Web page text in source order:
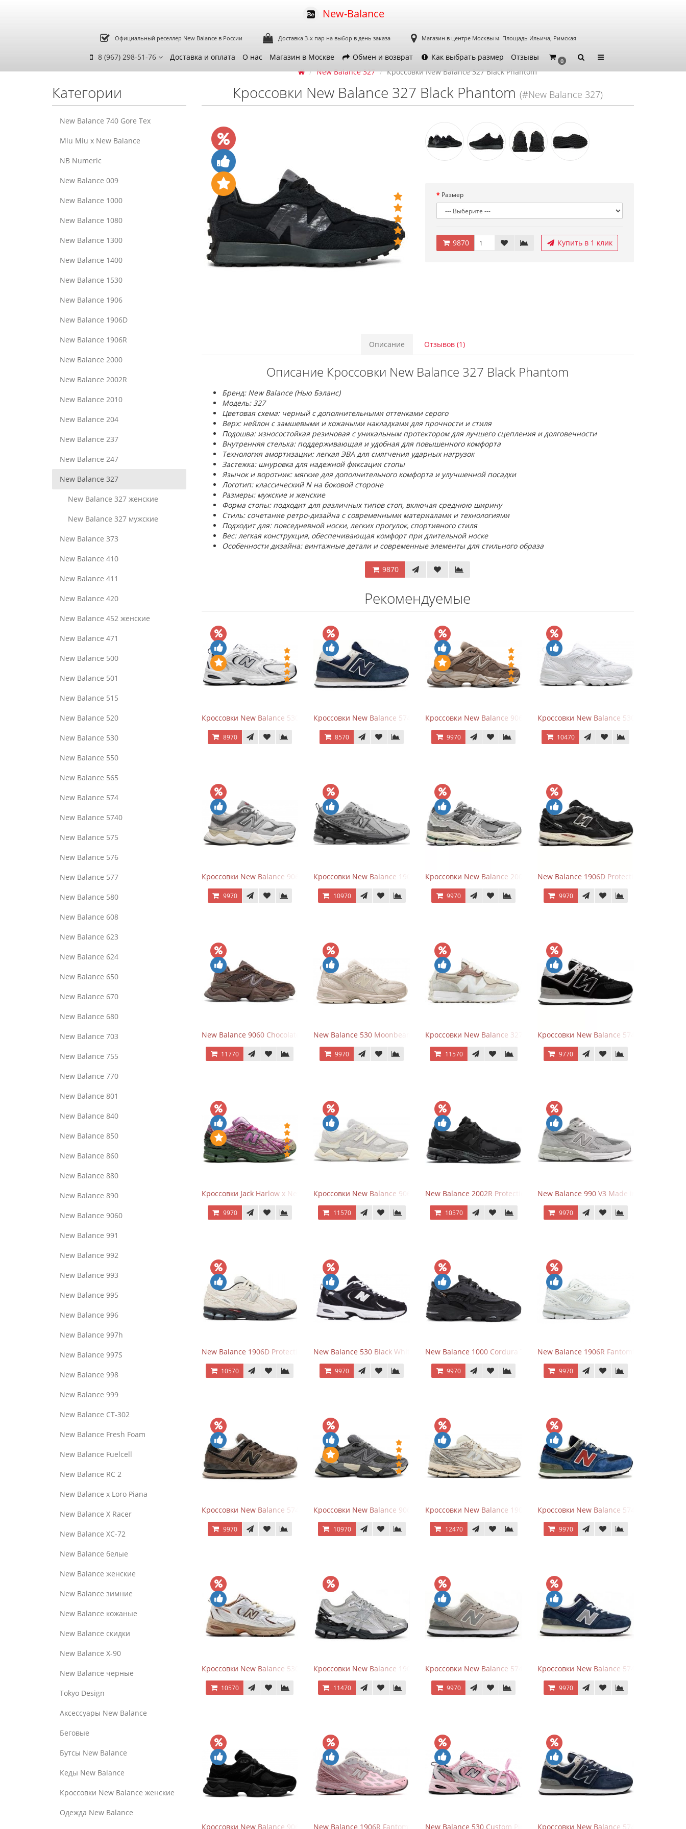
New-Balance
Официальный реселлер New Balance в России Доставка 3-х пар на выбор в день заказа Магазин в центре Москвы м. Площадь Ильича, Римская
8 (967) 298-51-76 Доставка и оплата О нас Магазин в Москве Обмен и возврат Как выбрать размер Отзывы 0
Категории
New Balance 740 Gore Tex
Miu Miu x New Balance
NB Numeric
New Balance 009
New Balance 1000
New Balance 1080
New Balance 1300
New Balance 1400
New Balance 1530
New Balance 1906
New Balance 1906D
New Balance 1906R
New Balance 2000
New Balance 2002R
New Balance 2010
New Balance 204
New Balance 237
New Balance 247
New Balance 327
New Balance 327 женские
New Balance 327 мужские
New Balance 373
New Balance 410
New Balance 411
New Balance 420
New Balance 452 женские
New Balance 471
New Balance 500
New Balance 501
New Balance 515
New Balance 520
New Balance 530
New Balance 550
New Balance 565
New Balance 574
New Balance 5740
New Balance 575
New Balance 576
New Balance 577
New Balance 580
New Balance 608
New Balance 623
New Balance 624
New Balance 650
New Balance 670
New Balance 680
New Balance 703
New Balance 755
New Balance 770
New Balance 801
New Balance 840
New Balance 850
New Balance 860
New Balance 880
New Balance 890
New Balance 9060
New Balance 991
New Balance 992
New Balance 993
New Balance 995
New Balance 996
New Balance 997h
New Balance 997S
New Balance 998
New Balance 999
New Balance CT-302
New Balance Fresh Foam
New Balance Fuelcell
New Balance RC 2
New Balance x Loro Piana
New Balance X Racer
New Balance XC-72
New Balance белые
New Balance женские
New Balance зимние
New Balance кожаные
New Balance скидки
New Balance Х-90
New Balance черные
Tokyo Design
Аксессуары New Balance
Беговые
Бутсы New Balance
Кеды New Balance
Кроссовки New Balance женские
Одежда New Balance
New Balance 327 Кроссовки New Balance 327 Black Phantom
Кроссовки New Balance 327 Black Phantom (#New Balance 327)
Размер
9870 Купить в 1 клик
Описание Отзывов (1)
Описание Кроссовки New Balance 327 Black Phantom
Бренд: New Balance (Нью Бэланс)
Модель: 327
Цветовая схема: черный с дополнительными оттенками серого
Верх: нейлон с замшевыми и кожаными накладками для прочности и стиля
Подошва: износостойкая резиновая с уникальным протектором для лучшего сцепления и долговечности
Внутренняя стелька: поддерживающая и удобная для повышенного комфорта
Технология амортизации: легкая ЭВА для смягчения ударных нагрузок
Застежка: шнуровка для надежной фиксации стопы
Язычок и воротник: мягкие для дополнительного комфорта и улучшенной посадки
Логотип: классический N на боковой стороне
Размеры: мужские и женские
Форма стопы: подходит для различных типов стоп, включая среднюю ширину
Стиль: сочетание ретро-дизайна с современными материалами и технологиями
Подходит для: повседневной носки, легких прогулок, спортивного стиля
Вес: легкая конструкция, обеспечивающая комфорт при длительной носке
Особенности дизайна: винтажные детали и современные элементы для стильного образа
9870
Рекомендуемые
Кроссовки New Balance 530 White Silver Navy
8970
Кроссовки New Balance 574 Navy Blue White
8570
Кроссовки New Balance 9060 Mushroom
9970
Кроссовки New Balance 530 Total White
10470
Кроссовки New Balance 9060 Rain Cloud Grey
9970
Кроссовки New Balance 1906R Brighton Grey
10970
Кроссовки New Balance 2002R Protection Pack Grey
9970
New Balance 1906D Protection Pack Black
9970
New Balance 9060 Chocolate Brown
11770
New Balance 530 Moonbeam Sea Salt
9970
Кроссовки New Balance 327 Beige Pink
11570
Кроссовки New Balance 574 Evergreen
9770
Кроссовки Jack Harlow x New Balance 1906r Kentucky Derby
9970
Кроссовки New Balance 9060 Quartz Grey
11570
New Balance 2002R Protection Phantom Black
10570
New Balance 990 V3 Made in USA Grey
9970
New Balance 1906D Protection Pack Turtledove
10570
New Balance 530 Black White Silver
9970
New Balance 1000 Cordura Trainers Black Cement
9970
New Balance 1906R Fantomfit White
9970
Кроссовки New Balance 574 Umber Black
9970
Кроссовки New Balance 9060 x Joe Freshgoods Dark Grey
10970
Кроссовки New Balance 1906R Arid Stone
12470
Кроссовки New Balance 574 Blue Black
9970
Кроссовки New Balance 530 x Niko and... Off White
10570
Кроссовки New Balance 1906 Black Silver Metallic
11470
Кроссовки New Balance 574 Silver Summer Fog
9970
Кроссовки New Balance 574 Classic Blue
9970
Кроссовки New Balance 9060 Triple BlackNew Balance 1906R Fantomfit Ice WineNew Balance 530 Custom Pink Silver розовыеКроссовки New Balance 574 Navy Blue